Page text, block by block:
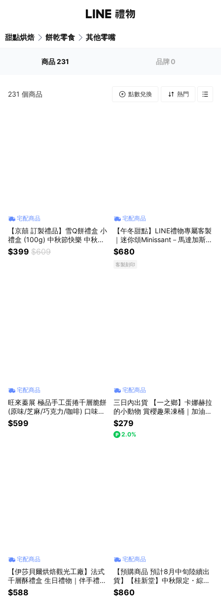
甜點烘焙 餅乾零食 其他零嘴
商品231 品牌0
231 個商品 點數兌換 熱門
宅配商品
【京囍 訂製禮品】雪Q餅禮盒 小
禮盒 (100g) 中秋節快樂 中秋送
禮 伴手禮 送禮推薦 雪花酥 手工
製作 減糖配方 軟Q酥甜 一口接
$399 $609
宅配商品
【午冬甜點】LINE禮物專屬客製
｜迷你頌Minissant－馬達加斯加
經典香草｜文字溫度傳遞計劃
（含運免運組）
$680
客製刻印
宅配商品
旺來蓁展 極品手工蛋捲千層脆餅
(原味/芝麻/巧克力/咖啡) 口味任
選 --- 年節 伴手禮
$599
宅配商品
三日內出貨 【一之鄉】卡娜赫拉
的小動物 賞櫻趣果凍桶｜加油禮
｜感謝禮⭐️
$279
2.0%
宅配商品
【伊莎貝爾烘焙觀光工廠】法式
千層酥禮盒 生日禮物｜伴手禮｜
餅乾禮盒｜畢業禮物｜彌月禮盒
$588
宅配商品
【預購商品 預計8月中旬陸續出
貨】【桂新堂】中秋限定・綜合
蝦煎餅綜合禮盒(9入)
$860